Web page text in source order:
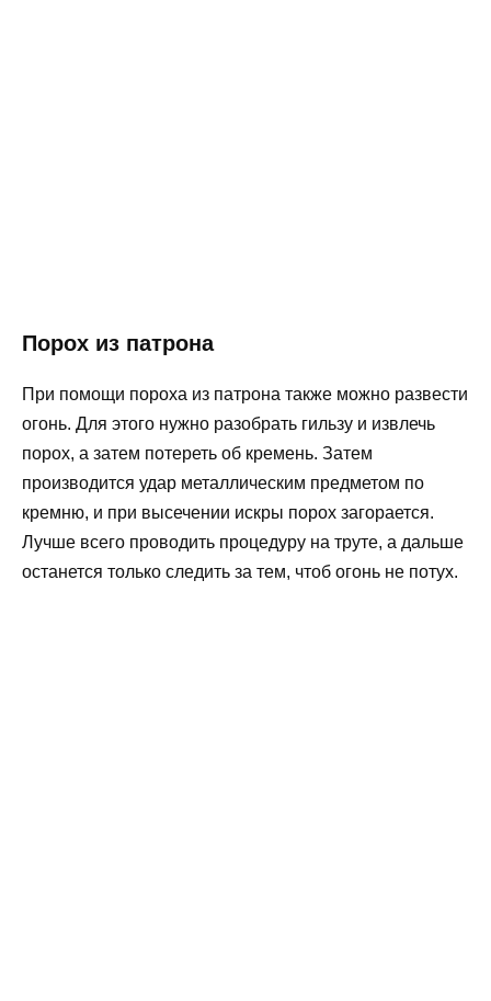
Порох из патрона
При помощи пороха из патрона также можно развести
огонь. Для этого нужно разобрать гильзу и извлечь
порох, а затем потереть об кремень. Затем
производится удар металлическим предметом по
кремню, и при высечении искры порох загорается.
Лучше всего проводить процедуру на труте, а дальше
останется только следить за тем, чтоб огонь не потух.